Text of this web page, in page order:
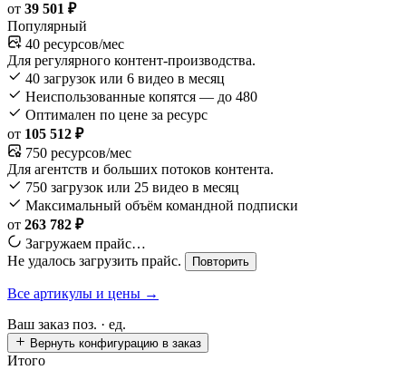
от 39 501 ₽
Популярный
40 ресурсов/мес
Для регулярного контент-производства.
40 загрузок или 6 видео в месяц
Неиспользованные копятся — до 480
Оптимален по цене за ресурс
от 105 512 ₽
750 ресурсов/мес
Для агентств и больших потоков контента.
750 загрузок или 25 видео в месяц
Максимальный объём командной подписки
от 263 782 ₽
Загружаем прайс…
Не удалось загрузить прайс.
Повторить
Все артикулы и цены →
Ваш заказ поз. · ед.
Вернуть конфигурацию в заказ
Итого